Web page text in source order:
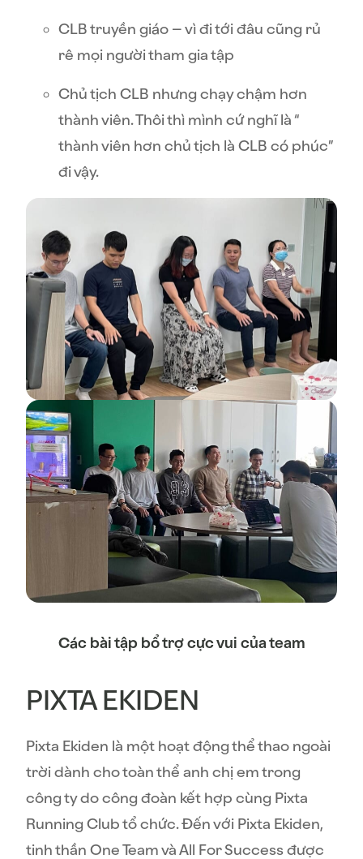
CLB truyền giáo – vì đi tới đâu cũng rủ
rê mọi người tham gia tập
Chủ tịch CLB nhưng chạy chậm hơn
thành viên. Thôi thì mình cứ nghĩ là “
thành viên hơn chủ tịch là CLB có phúc”
đi vậy.
Các bài tập bổ trợ cực vui của team
PIXTA EKIDEN
Pixta Ekiden là một hoạt động thể thao ngoài
trời dành cho toàn thể anh chị em trong
công ty do công đoàn kết hợp cùng Pixta
Running Club tổ chức. Đến với Pixta Ekiden,
tinh thần One Team và All For Success được